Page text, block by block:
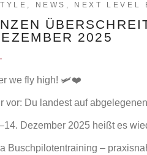
, NEWS , NEXT LEVEL
2025
we fly high! 🛩️❤️
vor: Du landest auf
Dezember 2025 heißt es
Buschpilotentraining –